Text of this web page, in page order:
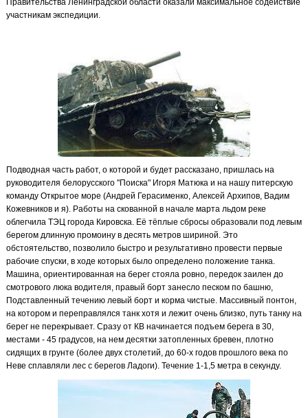
Правительства Ленинградской области оказали максимальное содействие
участникам экспедиции.
Подводная часть работ, о которой и будет рассказано, пришлась на
руководителя белорусского "Поиска" Игоря Матюка и на нашу питерскую
команду Открытое море (Андрей Герасименко, Алексей Архипов, Вадим
Кожевников и я). Работы на скованной в начале марта льдом реке
облегчила ТЭЦ города Кировска. Её тёплые сбросы образовали под левым
берегом длинную промоину в десять метров шириной. Это
обстоятельство, позволило быстро и результативно провести первые
рабочие спуски, в ходе которых было определено положение танка.
Машина, ориентированная на берег стояла ровно, передок заилен до
смотрового люка водителя, правый борт занесло песком по башню,
Подставленный течению левый борт и корма чистые. Массивный понтон,
на котором и переправлялся танк хотя и лежит очень близко, путь танку на
берег не перекрывает. Сразу от КВ начинается подъем берега в 30,
местами - 45 градусов, на нем десятки затопленных бревен, плотно
сидящих в грунте (более двух столетий, до 60-х годов прошлого века по
Неве сплавляли лес с берегов Ладоги). Течение 1-1,5 метра в секунду.